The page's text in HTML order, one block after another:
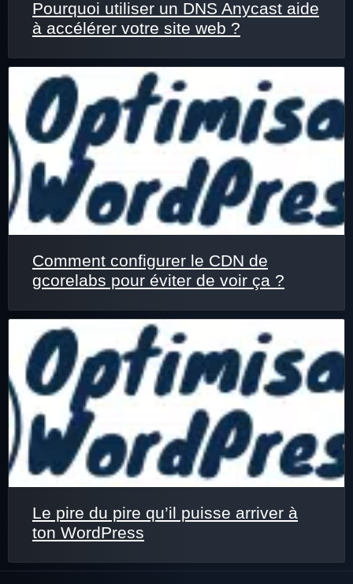
Pourquoi utiliser un DNS Anycast aide
à accélérer votre site web ?
Comment configurer le CDN de
gcorelabs pour éviter de voir ça ?
Le pire du pire qu’il puisse arriver à
ton WordPress